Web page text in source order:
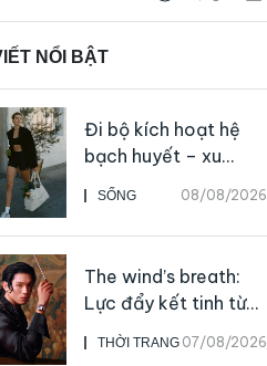
NỔI BẬT
SỐNG 08/08/2026
Đi bộ kích hoạt hệ
bạch huyết – xu
hướng tập luyện đơn
giản ai cũng có thể
bắt đầu
THỜI TRANG 07/08/2026
The wind’s breath:
Lực đẩy kết tinh từ
sự kiên định